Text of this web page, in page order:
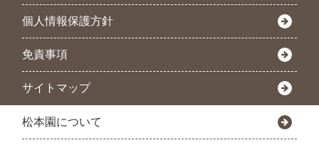
個人情報保護方針
免責事項
サイトマップ
松本園について